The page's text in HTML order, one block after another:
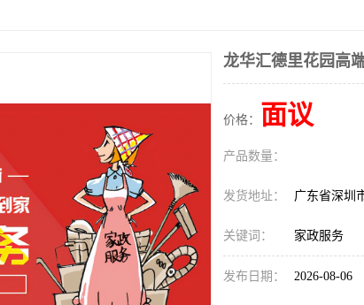
龙华汇德里花园高
价格： 面议
产品数量：
发货地址： 广东省深圳
关键词： 家政服务
发布日期： 2026-08-06